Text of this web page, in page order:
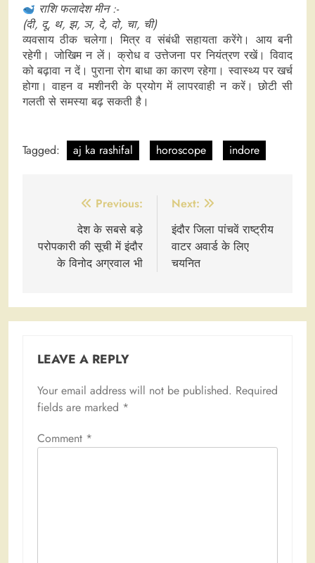
राशि फलादेश मीन :-
(दी, दू, थ, झ, ञ, दे, दो, चा, ची)
व्यवसाय ठीक चलेगा। मित्र व संबंधी सहायता करेंगे। आय बनी
रहेगी। जोखिम न लें। क्रोध व उत्तेजना पर नियंत्रण रखें। विवाद
को बढ़ावा न दें। पुराना रोग बाधा का कारण रहेगा। स्वास्थ्य पर खर्च
होगा। वाहन व मशीनरी के प्रयोग में लापरवाही न करें। छोटी सी
गलती से समस्या बढ़ सकती है।
Tagged: aj ka rashifal horoscope indore
navigation
Previous:
देश के सबसे बड़े
परोपकारी की सूची में इंदौर
के विनोद अग्रवाल भी
Next:
इंदौर जिला पांचवें राष्ट्रीय
वाटर अवार्ड के लिए
चयनित
LEAVE A REPLY
Your email address will not be published. Required
fields are marked *
Comment *